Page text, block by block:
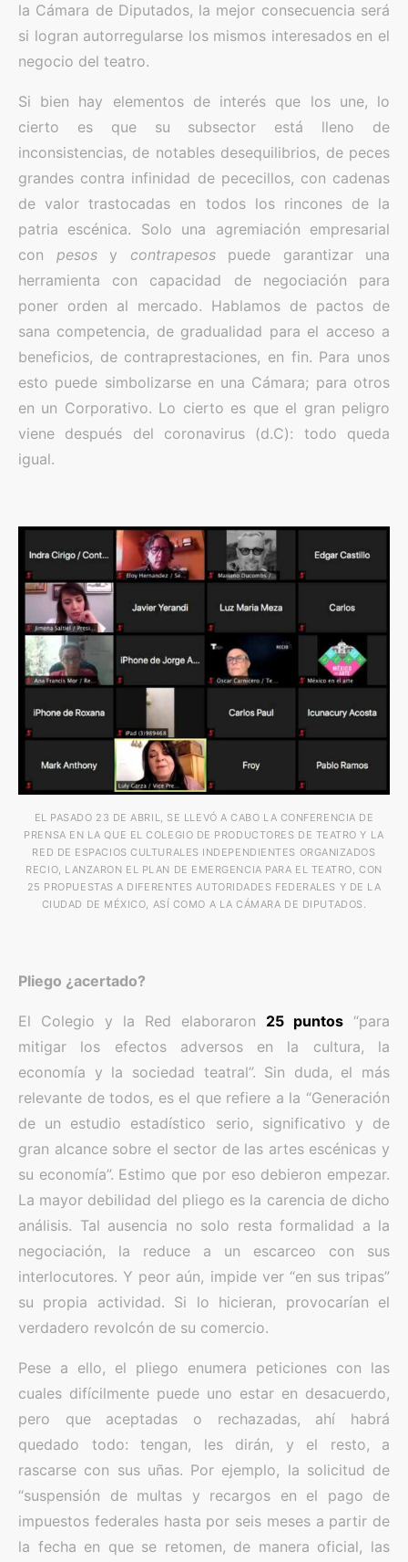
la Cámara de Diputados, la mejor consecuencia será
si logran autorregularse los mismos interesados en el
negocio del teatro.
Si bien hay elementos de interés que los une, lo
cierto es que su subsector está lleno de
inconsistencias, de notables desequilibrios, de peces
grandes contra infinidad de pececillos, con cadenas
de valor trastocadas en todos los rincones de la
patria escénica. Solo una agremiación empresarial
con pesosy contrapesospuede garantizar una
herramienta con capacidad de negociación para
poner orden al mercado. Hablamos de pactos de
sana competencia, de gradualidad para el acceso a
beneficios, de contraprestaciones, en fin. Para unos
esto puede simbolizarse en una Cámara; para otros
en un Corporativo. Lo cierto es que el gran peligro
viene después del coronavirus (d.C): todo queda
igual.
EL PASADO 23 DE ABRIL, SE LLEVÓ A CABO LA CONFERENCIA DE
PRENSA EN LA QUE EL COLEGIO DE PRODUCTORES DE TEATRO Y LA
RED DE ESPACIOS CULTURALES INDEPENDIENTES ORGANIZADOS
RECIO, LANZARON EL PLAN DE EMERGENCIA PARA EL TEATRO, CON
25 PROPUESTAS A DIFERENTES AUTORIDADES FEDERALES Y DE LA
CIUDAD DE MÉXICO, ASÍ COMO A LA CÁMARA DE DIPUTADOS.
Pliego ¿acertado?
El Colegio y la Red elaboraron 25 puntos “para
mitigar los efectos adversos en la cultura, la
economía y la sociedad teatral”. Sin duda, el más
relevante de todos, es el que refiere a la “Generación
de un estudio estadístico serio, significativo y de
gran alcance sobre el sector de las artes escénicas y
su economía”. Estimo que por eso debieron empezar.
La mayor debilidad del pliego es la carencia de dicho
análisis. Tal ausencia no solo resta formalidad a la
negociación, la reduce a un escarceo con sus
interlocutores. Y peor aún, impide ver “en sus tripas”
su propia actividad. Si lo hicieran, provocarían el
verdadero revolcón de su comercio.
Pese a ello, el pliego enumera peticiones con las
cuales difícilmente puede uno estar en desacuerdo,
pero que aceptadas o rechazadas, ahí habrá
quedado todo: tengan, les dirán, y el resto, a
rascarse con sus uñas. Por ejemplo, la solicitud de
“suspensión de multas y recargos en el pago de
impuestos federales hasta por seis meses a partir de
la fecha en que se retomen, de manera oficial, las